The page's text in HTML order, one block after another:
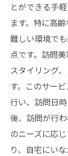
とができる手
ます。特に高
難しい環境で
点です。訪問
スタイリング
す。このサー
行い、訪問日
後、訪問が行
のニーズに応
り、自宅にい